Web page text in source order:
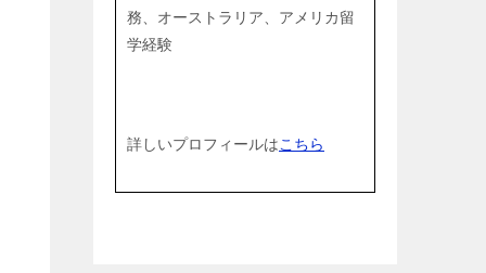
務、オーストラリア、アメリカ留
学経験
詳しいプロフィールはこちら